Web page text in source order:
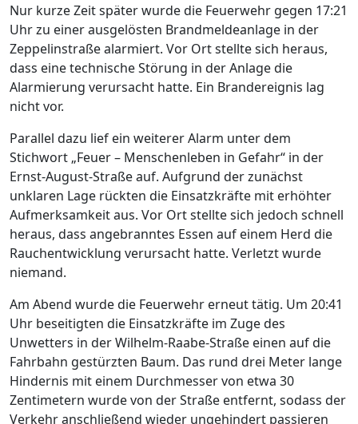
Nur kurze Zeit später wurde die Feuerwehr gegen 17:21
Uhr zu einer ausgelösten Brandmeldeanlage in der
Zeppelinstraße alarmiert. Vor Ort stellte sich heraus,
dass eine technische Störung in der Anlage die
Alarmierung verursacht hatte. Ein Brandereignis lag
nicht vor.
Parallel dazu lief ein weiterer Alarm unter dem
Stichwort „Feuer – Menschenleben in Gefahr“ in der
Ernst-August-Straße auf. Aufgrund der zunächst
unklaren Lage rückten die Einsatzkräfte mit erhöhter
Aufmerksamkeit aus. Vor Ort stellte sich jedoch schnell
heraus, dass angebranntes Essen auf einem Herd die
Rauchentwicklung verursacht hatte. Verletzt wurde
niemand.
Am Abend wurde die Feuerwehr erneut tätig. Um 20:41
Uhr beseitigten die Einsatzkräfte im Zuge des
Unwetters in der Wilhelm-Raabe-Straße einen auf die
Fahrbahn gestürzten Baum. Das rund drei Meter lange
Hindernis mit einem Durchmesser von etwa 30
Zentimetern wurde von der Straße entfernt, sodass der
Verkehr anschließend wieder ungehindert passieren